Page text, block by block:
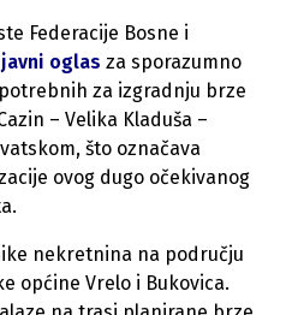
Federacije Bosne i
oglas za sporazumno
za izgradnju brze
– Velika Kladuša –
što označava
ovog dugo očekivanog
nekretnina na području
općine Vrelo i Bukovica.